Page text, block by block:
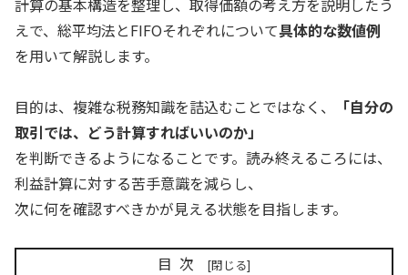
えで、総平均法とFIFOそれぞれについて具体的な数値例
を用いて解説します。
目的は、複雑な税務知識を詰込むことではなく、
「自分の
取引では、どう計算すればいいのか」
を判断できるようになることです。読み終えるころには、
利益計算に対する苦手意識を減らし、
次に何を確認すべきかが見える状態を目指します。
目次